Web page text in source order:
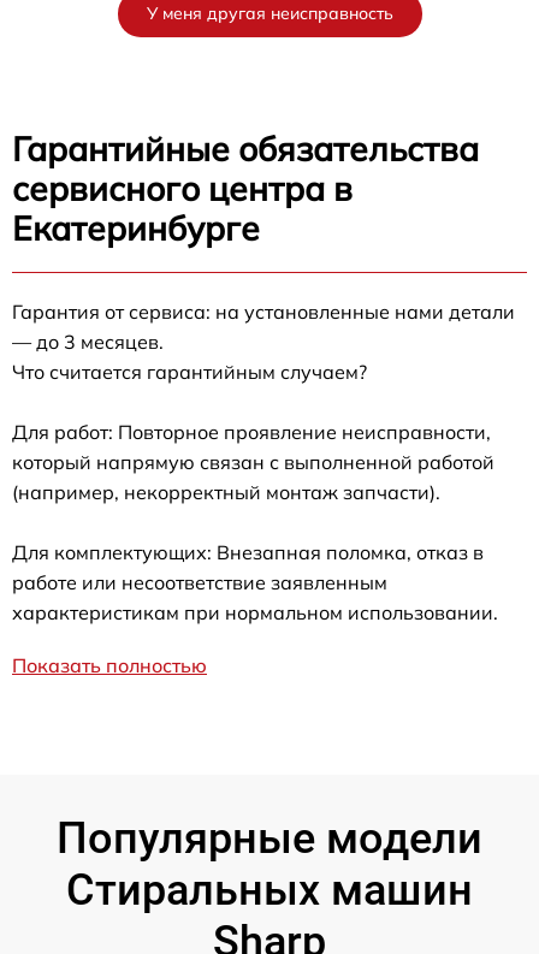
У меня другая неисправность
Гарантийные обязательства
сервисного центра в
Екатеринбурге
Гарантия от сервиса: на установленные нами детали
— до 3 месяцев.
Что считается гарантийным случаем?
Для работ: Повторное проявление неисправности,
который напрямую связан с выполненной работой
(например, некорректный монтаж запчасти).
Для комплектующих: Внезапная поломка, отказ в
работе или несоответствие заявленным
характеристикам при нормальном использовании.
Показать полностью
Популярные модели
Стиральных машин
Sharp